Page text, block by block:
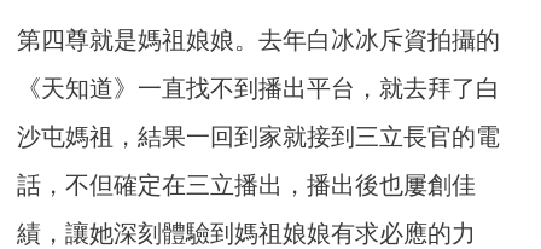
第四尊就是媽祖娘娘。去年白冰冰斥資拍攝的
《天知道》一直找不到播出平台，就去拜了白
沙屯媽祖，結果一回到家就接到三立長官的電
話，不但確定在三立播出，播出後也屢創佳
績，讓她深刻體驗到媽祖娘娘有求必應的力